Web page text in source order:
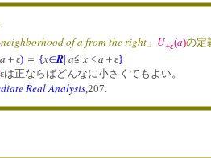
of a from the right 」 U+ε(a)の定
a ＋ε) ＝ {x∈R| a≦ x < a ＋ε}
εは正ならばどんなに小さくてもよい。
Real Analysis,207.